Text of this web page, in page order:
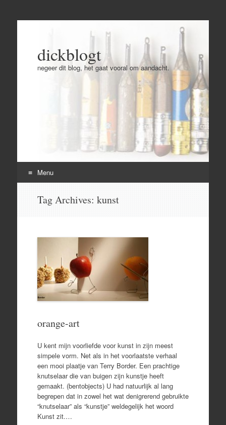
dickblogt
negeer dit blog, het gaat vooral om aandacht.
Menu
Tag Archives: kunst
orange-art
U kent mijn voorliefde voor kunst in zijn meest
simpele vorm. Net als in het voorlaatste verhaal
een mooi plaatje van Terry Border. Een prachtige
knutselaar die van buigen zijn kunstje heeft
gemaakt. (bentobjects) U had natuurlijk al lang
begrepen dat in zowel het wat denigrerend gebruikte
“knutselaar” als “kunstje” weldegelijk het woord
Kunst zit.…